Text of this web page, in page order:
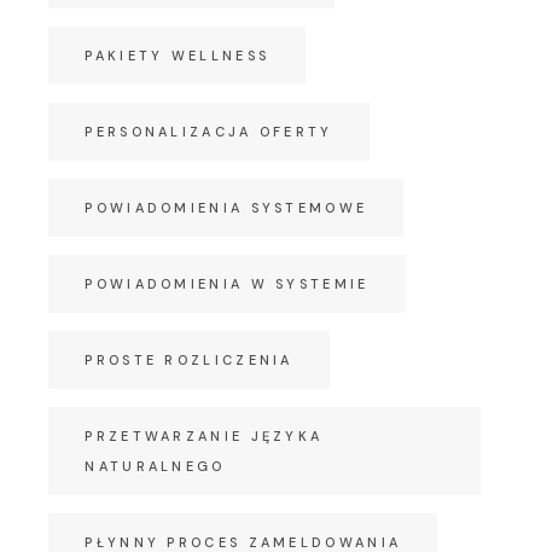
PAKIETY WELLNESS
PERSONALIZACJA OFERTY
POWIADOMIENIA SYSTEMOWE
POWIADOMIENIA W SYSTEMIE
PROSTE ROZLICZENIA
PRZETWARZANIE JĘZYKA
NATURALNEGO
PŁYNNY PROCES ZAMELDOWANIA